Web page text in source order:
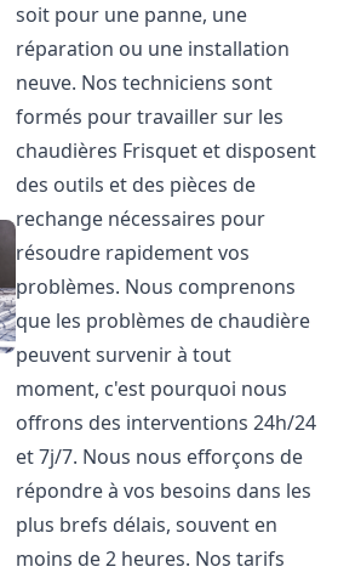
soit pour une panne, une
réparation ou une installation
neuve. Nos techniciens sont
formés pour travailler sur les
chaudières Frisquet et disposent
des outils et des pièces de
rechange nécessaires pour
résoudre rapidement vos
problèmes. Nous comprenons
que les problèmes de chaudière
peuvent survenir à tout
moment, c'est pourquoi nous
offrons des interventions 24h/24
et 7j/7. Nous nous efforçons de
répondre à vos besoins dans les
plus brefs délais, souvent en
moins de 2 heures. Nos tarifs